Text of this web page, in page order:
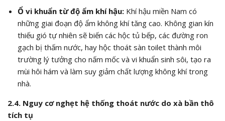
Ổ vi khuẩn từ độ ẩm khí hậu:Khí hậu miền Nam có
những giai đoạn độ ẩm không khí tăng cao. Không gian kín
thiếu gió tự nhiên sẽ biến các hộc tủ bếp, các đường ron
gạch bị thấm nước, hay hộc thoát sàn toilet thành môi
trường lý tưởng cho nấm mốc và vi khuẩn sinh sôi, tạo ra
mùi hôi hám và làm suy giảm chất lượng không khí trong
nhà.
2.4. Nguy cơ nghẹt hệ thống thoát nước do xà bần thô
tích tụ